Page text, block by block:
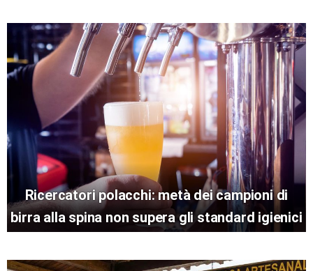
Ricercatori polacchi: metà dei campioni di
birra alla spina non supera gli standard igienici